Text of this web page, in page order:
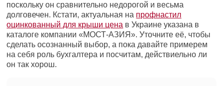
поскольку он сравнительно недорогой и весьма
долговечен. Кстати, актуальная на профнастил
оцинкованный для крыши цена в Украине указана в
каталоге компании «МОСТ-АЗИЯ». Уточните её, чтобы
сделать осознанный выбор, а пока давайте примерем
на себя роль бухгалтера и посчитам, действиельно ли
он так хорош.